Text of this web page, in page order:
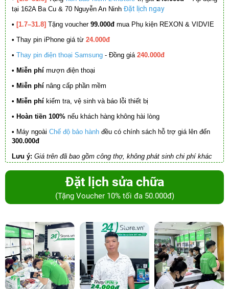
tại 162A Ba Cu & 70 Nguyễn An Ninh Đặt lịch ngay
• [1.7–31.8] Tặng voucher 99.000đ mua Phụ kiện REXON & VIDVIE
• Thay pin iPhone giá từ 24.000đ
• Thay pin điện thoại Samsung - Đồng giá 240.000đ
• Miễn phí mượn điện thoại
• Miễn phí nâng cấp phần mềm
• Miễn phí kiểm tra, vệ sinh và báo lỗi thiết bị
• Hoàn tiền 100% nếu khách hàng không hài lòng
• Máy ngoài Chế độ bảo hành đều có chính sách hỗ trợ giá lên đến
300.000đ
Lưu ý: Giá trên đã bao gồm công thợ, không phát sinh chi phí khác
Đặt lịch sửa chữa
(Tặng Voucher 10% tối đa 50.000đ)